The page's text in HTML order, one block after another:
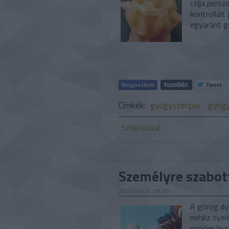
célja
kontrollált
egyaránt
Címkék: gyógyszeripar
Szólj hozzá!
Személyre
2023.03.03. 08:00
A görög
nehéz